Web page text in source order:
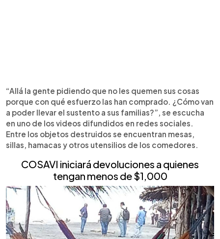
“Allá la gente pidiendo que no les quemen sus cosas
porque con qué esfuerzo las han comprado. ¿Cómo van
a poder llevar el sustento a sus familias?”, se escucha
en uno de los videos difundidos en redes sociales.
Entre los objetos destruidos se encuentran mesas,
sillas, hamacas y otros utensilios de los comedores.
COSAVI iniciará devoluciones a quienes
tengan menos de $1,000